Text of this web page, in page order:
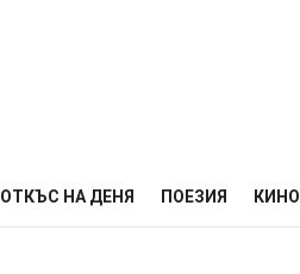
ОТКЪС НА ДЕНЯ ПОЕЗИЯ КИНО